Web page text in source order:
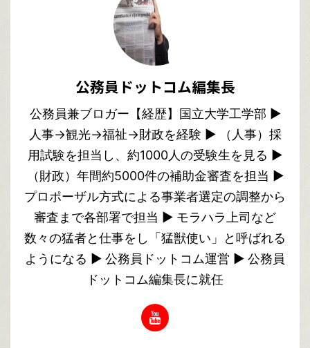
公務員ドットコム編集長
公務員兼ブロガー【経歴】国立大学工学部 ▶︎
人事→観光→福祉→財政を経験 ▶︎ （人事）採
用試験を担当し、約1000人の受験生を見る ▶︎
（財政）年間約5000件の補助金審査を担当 ▶︎
プロポーザル方式による事業者選定の調整から
審査まで各部署で担当 ▶︎ モラハラ上司など
数々の猛者と仕事をし「猛獣使い」と呼ばれる
ようになる ▶︎ 公務員ドットコム運営 ▶︎ 公務員
ドットコム編集長に就任